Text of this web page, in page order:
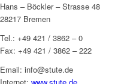
Hans – Böckler – Strasse 48
28217 Bremen
Tel.: +49 421 / 3862 – 0
Fax: +49 421 / 3862 – 222
Email: info@stute.de